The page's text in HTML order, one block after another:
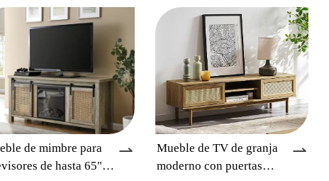
con soporte de
para televisores de
65 pulgadas.
para centro de
entretenimiento para TV
de hasta 50 pulgadas,
de mimbre para
de hasta 65"
⇀
Mueble de TV de granja
moderno con puertas
⇀